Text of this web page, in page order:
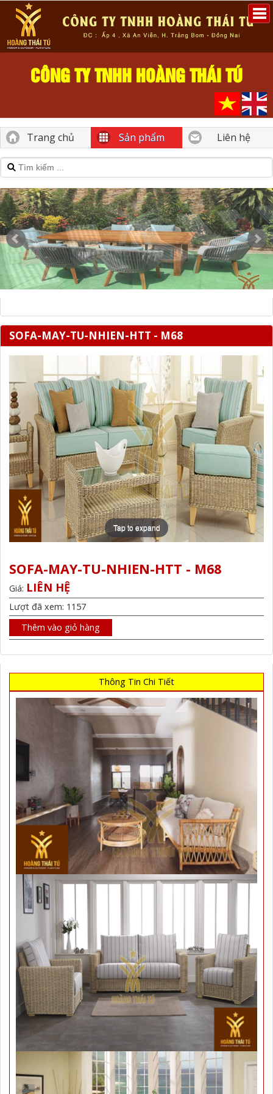
CÔNG TY TNHH HOÀNG THÁI TÚ
Trang chủ Sản phẩm Liên hệ
SOFA-MAY-TU-NHIEN-HTT - M68
Tap to expand
SOFA-MAY-TU-NHIEN-HTT - M68
Giá: LIÊN HỆ
Lượt đã xem: 1157
Thêm vào giỏ hàng
Thông Tin Chi Tiết